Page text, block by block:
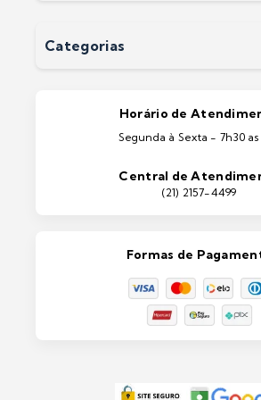
Entrega
Categorias
Portas e Janelas
Máquinas e Equipamentos
Lixeiras e Contentores
Horário de
Segunda à Sexta - 7h30 as
Central de
(21) 2157-4499
Formas de